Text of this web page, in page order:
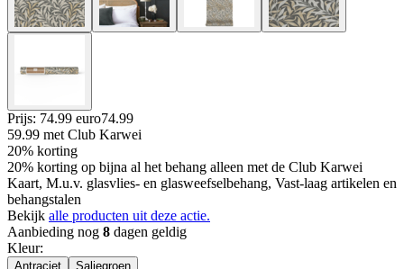
Prijs: 74.99 euro74.99
59.99 met Club Karwei
20% korting
20% korting op bijna al het behang alleen met de Club Karwei
Kaart, M.u.v. glasvlies- en glasweefselbehang, Vast-laag artikelen en
behangstalen
Bekijk alle producten uit deze actie.
Aanbieding nog 8 dagen geldig
Kleur:
Antraciet Saliegroen